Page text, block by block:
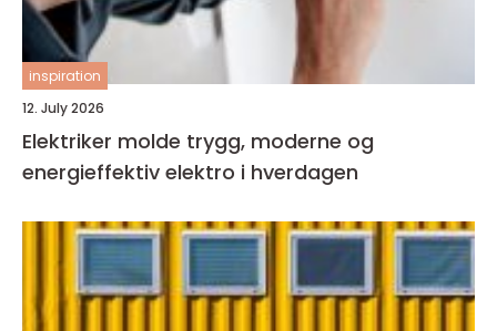
inspiration
12. July 2026
Elektriker molde trygg, moderne og
energieffektiv elektro i hverdagen